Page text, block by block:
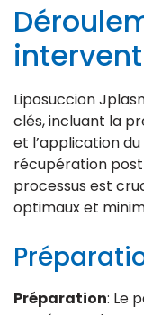
Liposuccion
clés, incluant la
et l’application
récupération
processus est
optimaux et
Préparation: Le